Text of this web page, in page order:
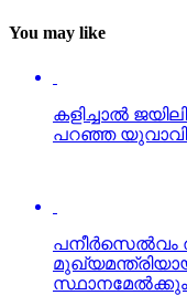
You may like
കളിച്ചാല്‍
പറഞ്ഞ
പനീര്‍സെല്‍വം
സ്ഥാനമേല്‍ക്കും